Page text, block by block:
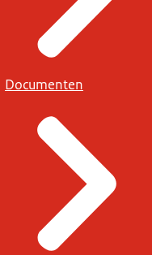
Documenten